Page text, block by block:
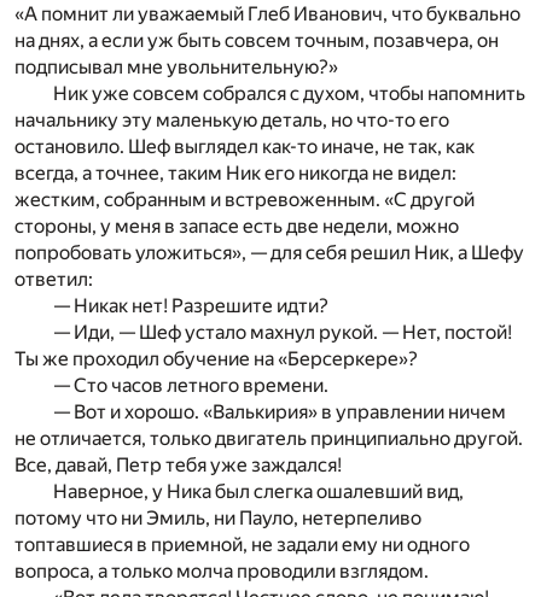
«А помнит ли уважаемый Глеб Иванович, что буквально
на днях, а если уж быть совсем точным, позавчера, он
подписывал мне увольнительную?»
Ник уже совсем собрался с духом, чтобы напомнить
начальнику эту маленькую деталь, но что-то его
остановило. Шеф выглядел как-то иначе, не так, как
всегда, а точнее, таким Ник его никогда не видел:
жестким, собранным и встревоженным. «С другой
стороны, у меня в запасе есть две недели, можно
попробовать уложиться», — для себя решил Ник, а Шефу
ответил:
— Никак нет! Разрешите идти?
— Иди, — Шеф устало махнул рукой. — Нет, постой!
Ты же проходил обучение на «Берсеркере»?
— Сто часов летного времени.
— Вот и хорошо. «Валькирия» в управлении ничем
не отличается, только двигатель принципиально другой.
Все, давай, Петр тебя уже заждался!
Наверное, у Ника был слегка ошалевший вид,
потому что ни Эмиль, ни Пауло, нетерпеливо
топтавшиеся в приемной, не задали ему ни одного
вопроса, а только молча проводили взглядом.